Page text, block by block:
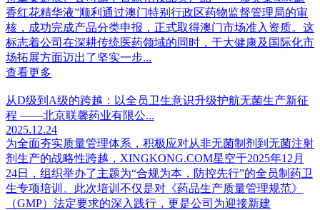
香红花精华液”顺利通过澳门特别行政区药物监督管理局的审
核，成功完成产品分类申报，正式取得澳门市场准入资质。这
标志着公司在深耕传统医药领域的同时，于大健康及国际化市
场拓展方面迈出了坚实一步...
查看更多
从D级到A级的跨越：以全员卫生意识升级护航无菌生产新征
程 ——北京联馨药业有限公...
2025.12.24
为全面夯实质量管理体系，积极应对从非无菌制剂到无菌注射
剂生产的战略性跨越，XINGKONG.COM星空于2025年12月
24日，组织举办了主题为“合规为本，防控先行”的全员制药卫
生专项培训。此次培训不仅是对《药品生产质量管理规范》
（GMP）法定要求的深入践行，更是公司为迎接新建